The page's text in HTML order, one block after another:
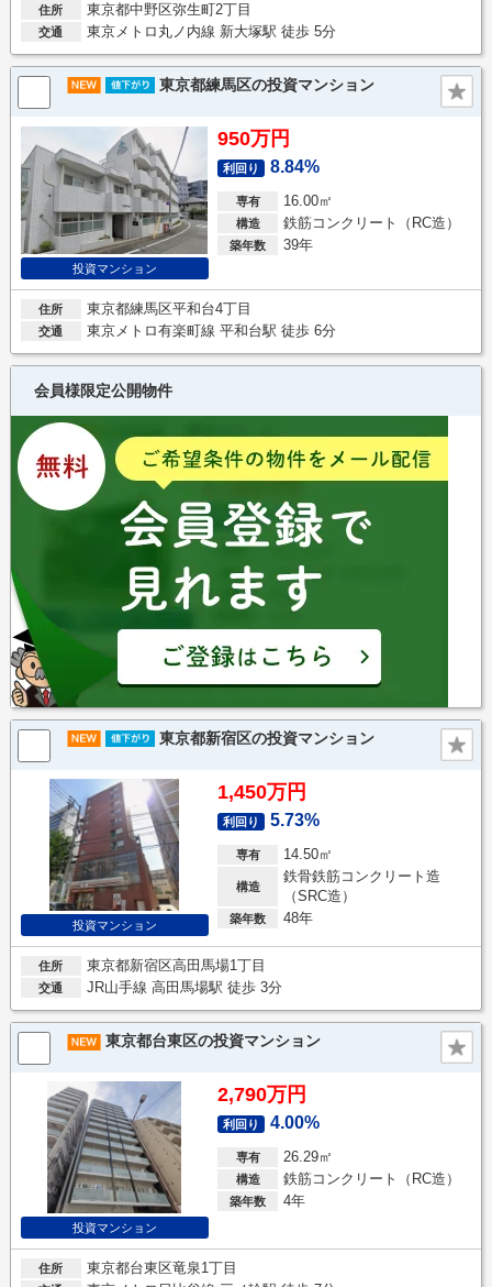
住所 東京都中野区弥生町2丁目
交通 東京メトロ丸ノ内線 新大塚駅 徒歩 5分
東京都練馬区の投資マンション
投資マンション
950万円
利回り 8.84%
専有 16.00㎡
構造 鉄筋コンクリート（RC造）
築年数 39年
住所 東京都練馬区平和台4丁目
交通 東京メトロ有楽町線 平和台駅 徒歩 6分
会員様限定公開物件
東京都新宿区の投資マンション
投資マンション
1,450万円
利回り 5.73%
専有 14.50㎡
構造
鉄骨鉄筋コンクリート造
（SRC造）
築年数 48年
住所 東京都新宿区高田馬場1丁目
交通 JR山手線 高田馬場駅 徒歩 3分
東京都台東区の投資マンション
投資マンション
2,790万円
利回り 4.00%
専有 26.29㎡
構造 鉄筋コンクリート（RC造）
築年数 4年
住所 東京都台東区竜泉1丁目